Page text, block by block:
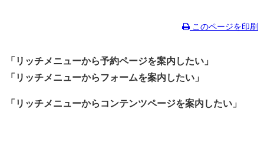
このページを印刷
「リッチメニューから予約ページを案内したい」
「リッチメニューからフォームを案内したい」
「リッチメニューからコンテンツページを案内したい」